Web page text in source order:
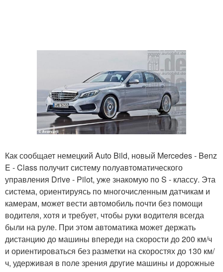
Как сообщает немецкий Auto Bild, новый Mercedes - Benz
E - Class получит систему полуавтоматического
управления Drive - Pilot, уже знакомую по S - классу. Эта
система, ориентируясь по многочисленным датчикам и
камерам, может вести автомобиль почти без помощи
водителя, хотя и требует, чтобы руки водителя всегда
были на руле. При этом автоматика может держать
дистанцию до машины впереди на скорости до 200 км/ч
и ориентироваться без разметки на скоростях до 130 км/
ч, удерживая в поле зрения другие машины и дорожные